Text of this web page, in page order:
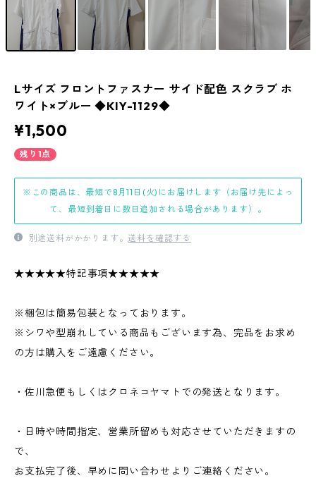
Lサイズ フロントファスナー サイド配色 スクラブ ホ
ワイト×ブルー ◆KIY-1129◆
¥1,500
残り1点
※この商品は、最短で8月11日(火)にお届けします（お届け先によっ
て、最短到着日に数日追加される場合があります）。
別途送料がかかります。送料を確認する
★★★★★特記事項★★★★★
※梱包は簡易包装となっております。
※シワや型崩れしている商品もございます為、完品をお求め
の方は購入をご遠慮ください。
・佐川急便もしくはクロネコヤマトでの発送となります。
・日時や時間指定、営業所留めも対応させていただきますの
で、
お支払完了後、早めに問い合わせよりご連絡ください。